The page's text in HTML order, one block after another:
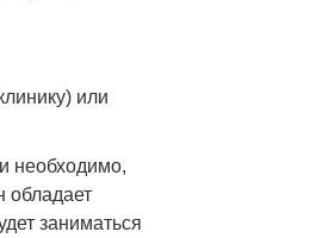
или
необходимо,
обладает
заниматься